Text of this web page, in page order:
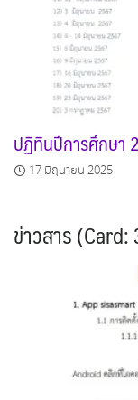
ปฏิทินปีการศึกษา
17 มิถุนายน 2025
ข่าวสาร